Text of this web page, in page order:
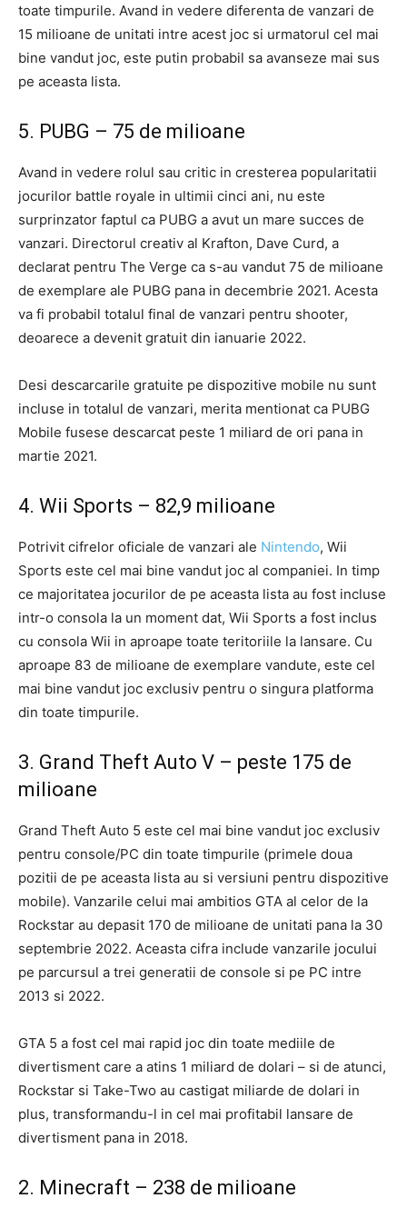
toate timpurile. Avand in vedere diferenta de vanzari de
15 milioane de unitati intre acest joc si urmatorul cel mai
bine vandut joc, este putin probabil sa avanseze mai sus
pe aceasta lista.
5. PUBG – 75 de milioane
Avand in vedere rolul sau critic in cresterea popularitatii
jocurilor battle royale in ultimii cinci ani, nu este
surprinzator faptul ca PUBG a avut un mare succes de
vanzari. Directorul creativ al Krafton, Dave Curd, a
declarat pentru The Verge ca s-au vandut 75 de milioane
de exemplare ale PUBG pana in decembrie 2021. Acesta
va fi probabil totalul final de vanzari pentru shooter,
deoarece a devenit gratuit din ianuarie 2022.
Desi descarcarile gratuite pe dispozitive mobile nu sunt
incluse in totalul de vanzari, merita mentionat ca PUBG
Mobile fusese descarcat peste 1 miliard de ori pana in
martie 2021.
4. Wii Sports – 82,9 milioane
Potrivit cifrelor oficiale de vanzari ale Nintendo, Wii
Sports este cel mai bine vandut joc al companiei. In timp
ce majoritatea jocurilor de pe aceasta lista au fost incluse
intr-o consola la un moment dat, Wii Sports a fost inclus
cu consola Wii in aproape toate teritoriile la lansare. Cu
aproape 83 de milioane de exemplare vandute, este cel
mai bine vandut joc exclusiv pentru o singura platforma
din toate timpurile.
3. Grand Theft Auto V – peste 175 de
milioane
Grand Theft Auto 5 este cel mai bine vandut joc exclusiv
pentru console/PC din toate timpurile (primele doua
pozitii de pe aceasta lista au si versiuni pentru dispozitive
mobile). Vanzarile celui mai ambitios GTA al celor de la
Rockstar au depasit 170 de milioane de unitati pana la 30
septembrie 2022. Aceasta cifra include vanzarile jocului
pe parcursul a trei generatii de console si pe PC intre
2013 si 2022.
GTA 5 a fost cel mai rapid joc din toate mediile de
divertisment care a atins 1 miliard de dolari – si de atunci,
Rockstar si Take-Two au castigat miliarde de dolari in
plus, transformandu-l in cel mai profitabil lansare de
divertisment pana in 2018.
2. Minecraft – 238 de milioane